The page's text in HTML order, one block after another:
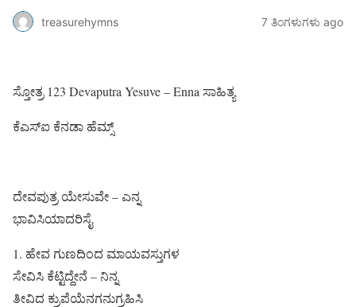
treasurehymns 7 ತಿಂಗಳುಗಳು ago
ಸ್ತೋತ್ರ 123 Devaputra Yesuve – Enna ಸಾಹಿತ್ಯ
ಕೆಎಸ್ಐ ಕೆನಡಾ ಹೆಮ್ಸ್
ದೇವಪುತ್ರ ಯೇಸುವೇ – ಎನ್ನ
ಭಾವಿಸಿಯಾದರಿಸೈ
1. ಹೇವ ಗುಣದಿಂದ ಮಾಯವಸ್ತುಗಳ
ಸೇವಿಸಿ ಕೆಟ್ಟಿದ್ದೇನೆ – ನಿನ್ನ
ತೀವಿದ ಕ್ರುಪೆಯೆನಗನುಗ್ರಹಿಸಿ